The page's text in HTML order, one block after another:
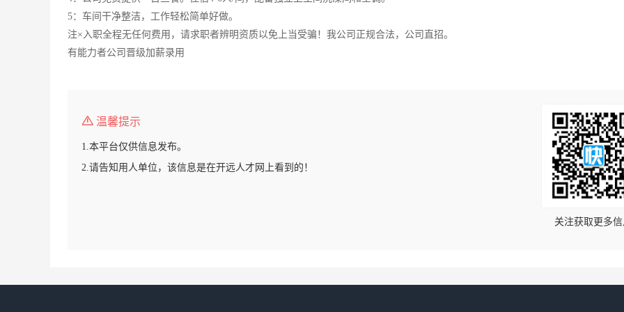
5：车间干净整洁，工作轻松简单好做。
注×入职全程无任何费用，请求职者辨明资质以免上当受骗！我公司正规合法，公司直招。
有能力者公司晋级加薪录用
温馨提示
1.本平台仅供信息发布。
2.请告知用人单位，该信息是在开远人才网上看到的！
关注获取更多